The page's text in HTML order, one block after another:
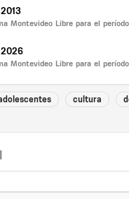
Montevideo Libre para el
Montevideo Libre para el
cultura